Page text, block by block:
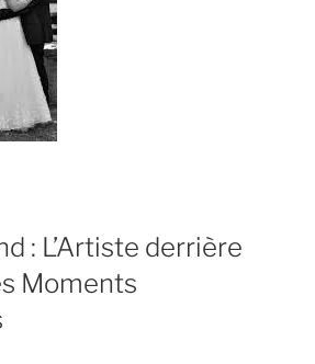
: L’Artiste derrière
Moments